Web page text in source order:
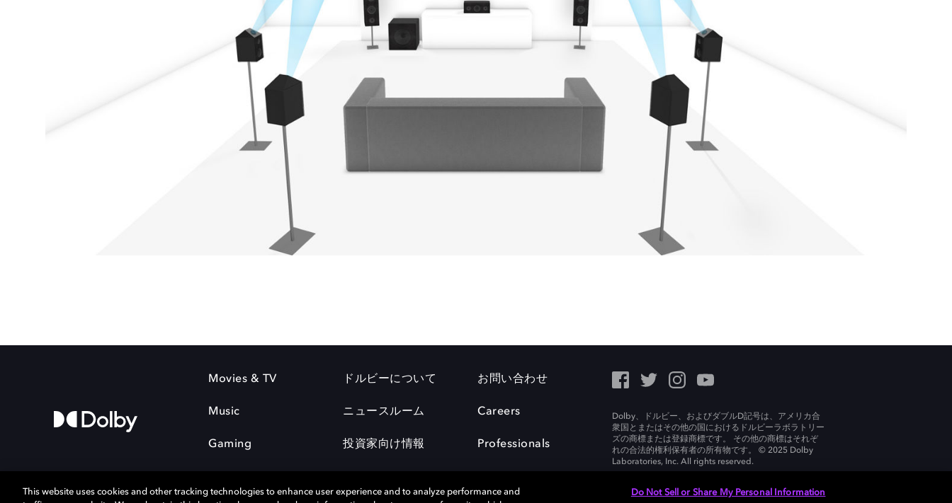
Movies & TV
Music
Gaming
ドルビーについて
ニュースルーム
投資家向け情報
お問い合わせ
Careers
Professionals
Dolby、ドルビー、およびダブルD記号は、アメリカ合
衆国とまたはその他の国におけるドルビーラボラトリー
ズの商標または登録商標です。 その他の商標はそれぞ
れの合法的権利保有者の所有物です。 © 2025 Dolby
Laboratories, Inc. All rights reserved.
This website uses cookies and other tracking technologies to enhance user experience and to analyze performance and
Do Not Sell or Share My Personal Information